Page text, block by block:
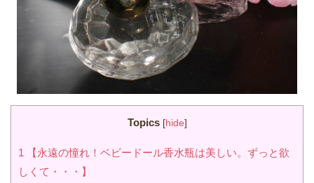
Topics [hide]
1
【永遠の憧れ！ベビードール香水瓶は美しい。ずっと欲
しくて・・・】